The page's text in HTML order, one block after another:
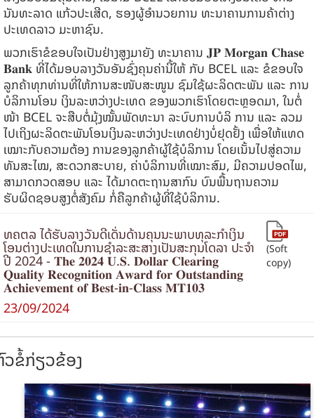
ນັນທະລາດ ແກ້ວປະເສີດ, ຮອງຜູ້ອໍານວຍການ ທະນາຄານການຄ້າຕ່າງ
ປະເທດລາວ ມະຫາຊົນ.
ພວກເຮົາຂໍຂອບໃຈເປັນຢ່າງສູງມາຍັງ ທະນາຄານ 𝐉𝐏 𝐌𝐨𝐫𝐠𝐚𝐧 𝐂𝐡𝐚𝐬𝐞
𝐁𝐚𝐧𝐤 ທີ່ໄດ້ມອບລາງວັນອັນຊົ່ງຄຸນຄ່ານີ້ໃຫ້ ກັບ BCEL ແລະ ຂໍຂອບໃຈ
ລູກຄ້າທຸກທ່ານທີ່ໃຫ້ການສະໜັບສະໜູນ ຊົມໃຊ້ຜະລິດຕະພັນ ແລະ ການ
ບໍລິການໂອນ ເງິນລະຫວ່າງປະເທດ ຂອງພວກເຮົາໂດຍຕະຫຼອດມາ, ໃນຕໍ່
ໜ້າ BCEL ຈະສືບຕໍ່ມຸ້ງໝັ້ນພັດທະນາ ລະບົບການບໍລິ ການ ແລະ ລວມ
ໄປເຖິງຜະລິດຕະພັນໂອນເງິນລະຫວ່າງປະເທດຢ່າງບໍ່ຢຸດຢັ້ງ ເພື່ອໃຫ້ແທດ
ເໝາະກັບຄວາມຕ້ອງ ການຂອງລູກຄ້າຜູ້ໃຊ້ບໍລິການ ໂດຍເນັ້ນໄປສູ່ຄວາມ
ທັນສະໄໝ, ສະດວກສະບາຍ, ຄ່າບໍລິການທີ່ເໝາະສົມ, ມີຄວາມປອດໄພ,
ສາມາດກວດສອບ ແລະ ໄດ້ມາດຕະຖານສາກົນ ບົນພື້ນຖານຄວາມ
ຮັບຜິດຊອບສູງຕໍ່ສັງຄົມ ກໍ່ຄືລູກຄ້າຜູ້ທີ່ໃຊ້ບໍລິການ.
ທຄຕລ ໄດ້ຮັບລາງວັນດີເດັ່ນດ້ານຄຸນນະພາບທຸລະກໍາເງິນ
ໂອນຕ່າງປະເທດໃນການຊໍາລະສະສາງເປັນສະກຸນໂດລາ ປະຈໍາ
ປີ 2024 - 𝐓𝐡𝐞 𝟐𝟎𝟐𝟒 𝐔.𝐒. 𝐃𝐨𝐥𝐥𝐚𝐫 𝐂𝐥𝐞𝐚𝐫𝐢𝐧𝐠
𝐐𝐮𝐚𝐥𝐢𝐭𝐲 𝐑𝐞𝐜𝐨𝐠𝐧𝐢𝐭𝐢𝐨𝐧 𝐀𝐰𝐚𝐫𝐝 𝐟𝐨𝐫 𝐎𝐮𝐭𝐬𝐭𝐚𝐧𝐝𝐢𝐧𝐠
𝐀𝐜𝐡𝐢𝐞𝐯𝐞𝐦𝐞𝐧𝐭 𝐨𝐟 𝐁𝐞𝐬𝐭-𝐢𝐧-𝐂𝐥𝐚𝐬𝐬 𝐌𝐓𝟏𝟎𝟑
23/09/2024
(Soft
copy)
ຂໍ້ກ່ຽວຂ້ອງ